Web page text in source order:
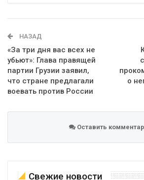
НАЗАД
«За три дня вас всех не
убьют»: Глава правящей
партии Грузии заявил,
что стране предлагали
воевать против России
о
Оставить
Свежие новости